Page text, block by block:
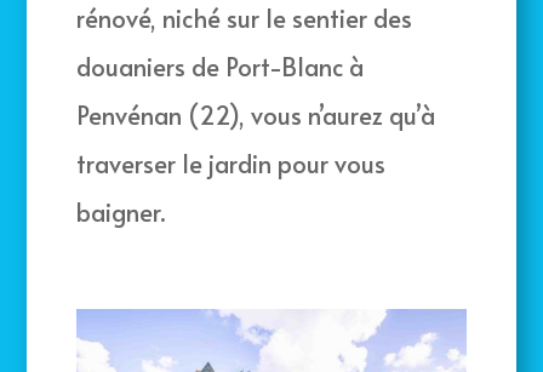
rénové, niché sur le sentier des
douaniers de Port-Blanc à
Penvénan (22), vous n’aurez qu’à
traverser le jardin pour vous
baigner.